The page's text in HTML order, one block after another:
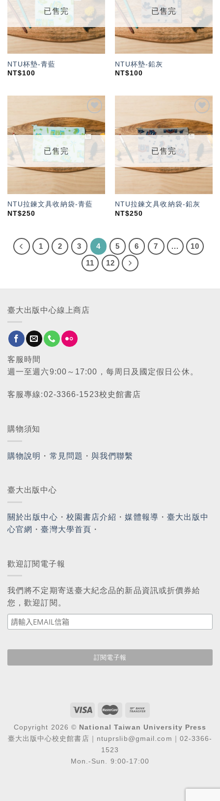
已售完
NTU杯墊-青藍
NT$100
已售完
NTU杯墊-鉛灰
NT$100
加入
「願
望輕
單」
已售完
NTU拉鍊文具收納袋-青藍
NT$250
加入
「願
望輕
已售完
NTU拉鍊文具收納袋-鉛灰
NT$250
1 2 3 4 5 6 7 ...
10
11
12
臺大出版中心線上商店
客服時間
週一至週六9:00～17:00，每周日及國定假日公休。
客服專線:02-3366-1523校史館書店
購物須知
購物說明 ・ 常見問題 ・與我們聯繫
臺大出版中心
關於出版中心 ・ 校園書店介紹 ・媒體報導 ・ 臺大出版中
心官網 ・臺灣大學首頁 ・
歡迎訂閱電子報
我們將不定期寄送臺大紀念品的新品資訊或折價券給
您，歡迎訂閱。
Copyright 2026 © National Taiwan University Press
臺大出版中心校史館書店｜ntuprslib@gmail.com｜02-3366-
1523
Mon.-Sun. 9:00-17:00